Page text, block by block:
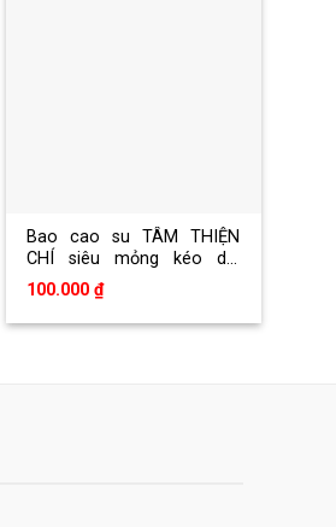
Bao cao su TÂM THIỆN
CHÍ siêu mỏng kéo dài
Ultrathin Longer (hộp 12
cái)
100.000₫